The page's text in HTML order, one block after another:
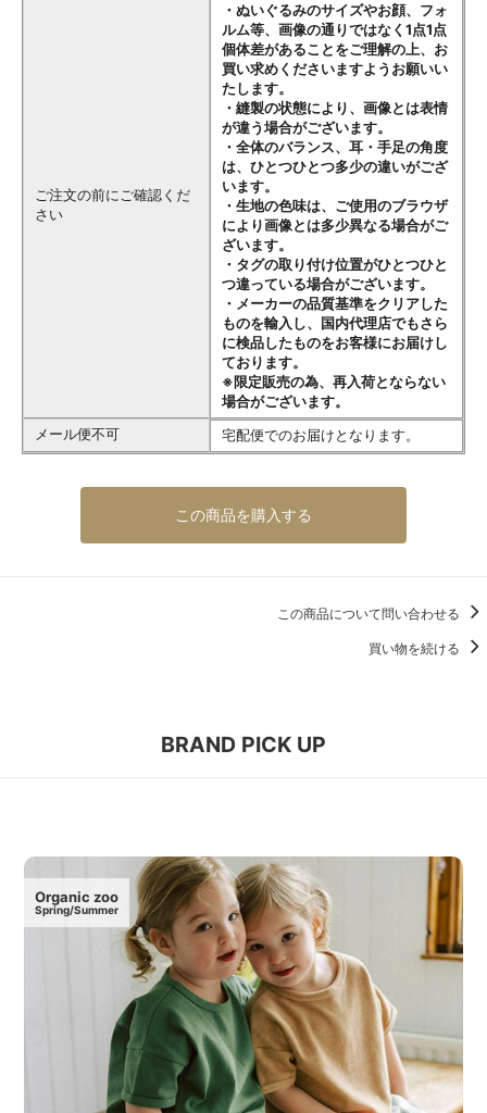
ご注文の前にご確認くだ
さい
・ぬいぐるみのサイズやお顔、フォ
ルム等、画像の通りではなく1点1点
個体差があることをご理解の上、お
買い求めくださいますようお願いい
たします。
・縫製の状態により、画像とは表情
が違う場合がございます。
・全体のバランス、耳・手足の角度
は、ひとつひとつ多少の違いがござ
います。
・生地の色味は、ご使用のブラウザ
により画像とは多少異なる場合がご
ざいます。
・タグの取り付け位置がひとつひと
つ違っている場合がございます。
・メーカーの品質基準をクリアした
ものを輸入し、国内代理店でもさら
に検品したものをお客様にお届けし
ております。
※限定販売の為、再入荷とならない
場合がございます。
メール便不可
宅配便でのお届けとなります。
この商品を購入する
この商品について問い合わせる
買い物を続ける
BRAND PICK UP
Organic zoo
Spring/Summer